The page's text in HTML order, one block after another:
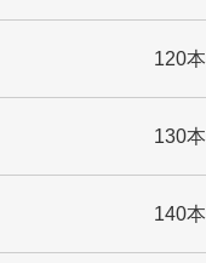
120本
130本
140本